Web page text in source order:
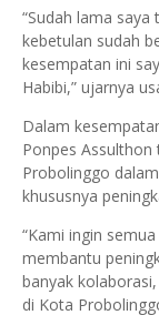
“Sudah lama
kebetulan sudah
kesempatan ini
Habibi,” ujarnya
Dalam
Ponpes
Probolinggo
khususnya
“Kami ingin
membantu
banyak
di Kota